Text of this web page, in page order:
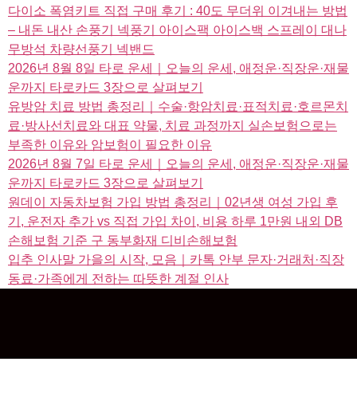
다이소 폭염키트 직접 구매 후기 : 40도 무더위 이겨내는 방법
– 내돈 내산 손풍기 넥풍기 아이스팩 아이스백 스프레이 대나
무방석 차량선풍기 넥밴드
2026년 8월 8일 타로 운세｜오늘의 운세, 애정운·직장운·재물
운까지 타로카드 3장으로 살펴보기
유방암 치료 방법 총정리｜수술·항암치료·표적치료·호르몬치
료·방사선치료와 대표 약물, 치료 과정까지 실손보험으로는
부족한 이유와 암보험이 필요한 이유
2026년 8월 7일 타로 운세｜오늘의 운세, 애정운·직장운·재물
운까지 타로카드 3장으로 살펴보기
원데이 자동차보험 가입 방법 총정리｜02년생 여성 가입 후
기, 운전자 추가 vs 직접 가입 차이, 비용 하루 1만원 내외 DB
손해보험 기준 구 동부화재 디비손해보험
입추 인사말 가을의 시작, 모음｜카톡 안부 문자·거래처·직장
동료·가족에게 전하는 따뜻한 계절 인사